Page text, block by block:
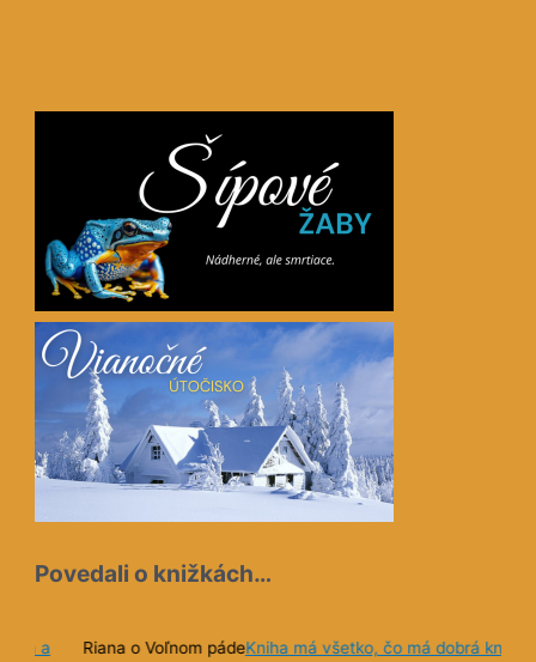
Povedali o knižkách…
a Riana o Voľnom pádeKniha má všetko, čo má dobrá kniha